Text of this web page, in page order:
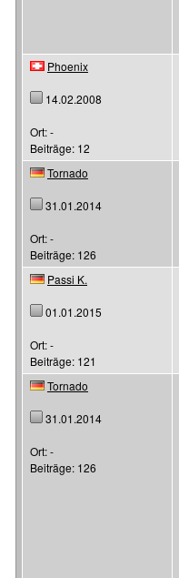
Phoenix
14.02.2008
Ort: -
Beiträge: 12
Tornado
31.01.2014
Ort: -
Beiträge: 126
Passi K.
01.01.2015
Ort: -
Beiträge: 121
Tornado
31.01.2014
Ort: -
Beiträge: 126